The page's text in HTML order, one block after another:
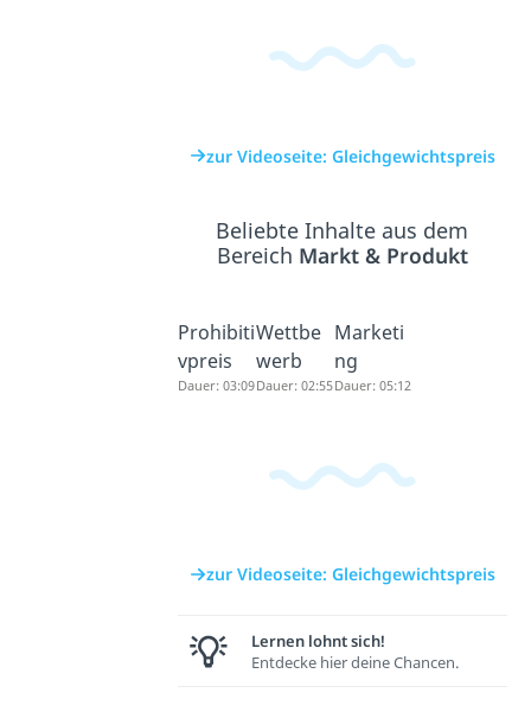
zur Videoseite: Gleichgewichtspreis
Beliebte Inhalte aus dem
Bereich Markt & Produkt
Prohibiti
vpreis
Dauer: 03:09
Wettbe
werb
Dauer: 02:55
Marketi
ng
Dauer: 05:12
zur Videoseite: Gleichgewichtspreis
Lernen lohnt sich!
Entdecke hier deine Chancen.